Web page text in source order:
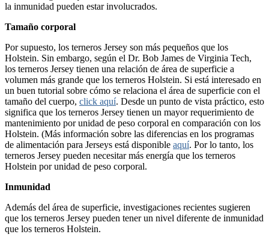
la inmunidad pueden estar involucrados.
Tamaño corporal
Por supuesto, los terneros Jersey son más pequeños que los
Holstein. Sin embargo, según el Dr. Bob James de Virginia Tech,
los terneros Jersey tienen una relación de área de superficie a
volumen más grande que los terneros Holstein. Si está interesado en
un buen tutorial sobre cómo se relaciona el área de superficie con el
tamaño del cuerpo, click aquí. Desde un punto de vista práctico, esto
significa que los terneros Jersey tienen un mayor requerimiento de
mantenimiento por unidad de peso corporal en comparación con los
Holstein. (Más información sobre las diferencias en los programas
de alimentación para Jerseys está disponible aquí. Por lo tanto, los
terneros Jersey pueden necesitar más energía que los terneros
Holstein por unidad de peso corporal.
Inmunidad
Además del área de superficie, investigaciones recientes sugieren
que los terneros Jersey pueden tener un nivel diferente de inmunidad
que los terneros Holstein.